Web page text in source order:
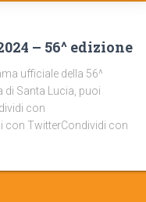
– 56^ edizione
ufficiale della 56^
di Santa Lucia, puoi
con
con TwitterCondividi con